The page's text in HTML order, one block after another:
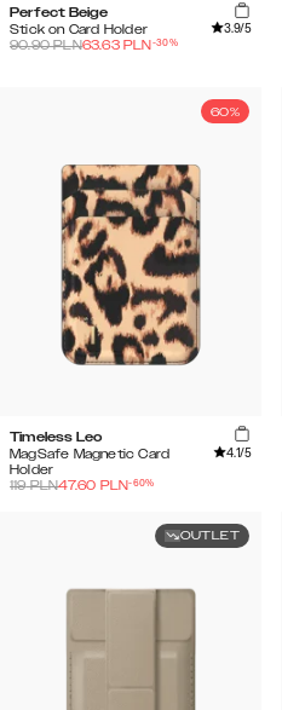
Perfect Beige
Stick on Card Holder
3.9/5
90.90PLN63.63 PLN-30%
60%
Timeless Leo
MagSafe Magnetic Card
Holder
4.1/5
119PLN47.60 PLN-60%
OUTLET